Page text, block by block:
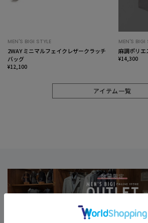
MEN'S BIGI STYLE
2WAY ミニマルフェイクレザークラッチ
バッグ
¥12,100
MEN'S BIGI
麻調ポリエ
¥14,300
アイテム一覧